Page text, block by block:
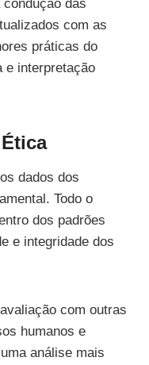
das
com as
práticas do
e interpretação
dados dos
Todo o
dos padrões
e integridade dos
com outras
humanos e
análise mais